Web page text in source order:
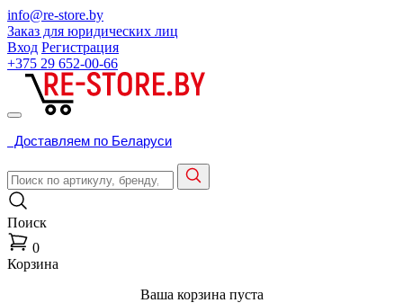
info@re-store.by
Заказ для юридических лиц
Вход Регистрация
+375 29 652-00-66
Доставляем по Беларуси
Поиск
0
Корзина
Ваша корзина пуста